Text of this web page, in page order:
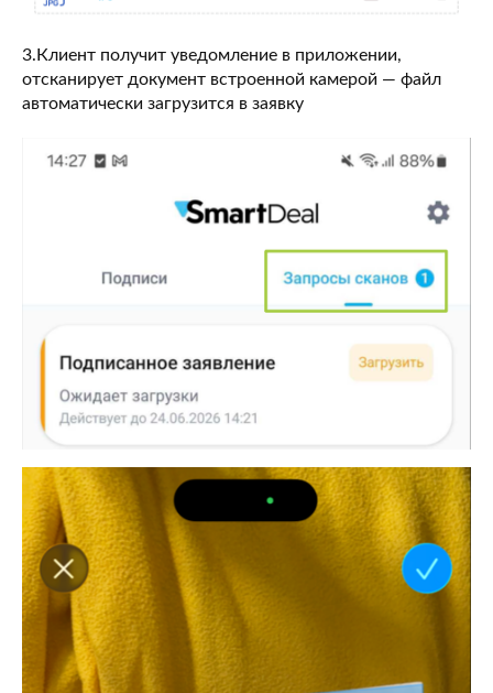
3.Клиент получит уведомление в приложении,
отсканирует документ встроенной камерой — файл
автоматически загрузится в заявку